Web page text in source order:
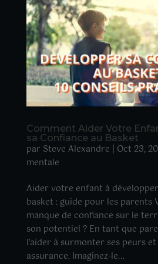
Comment Aider Votre
sa Confiance au Basket
par Steve Alexandre | Oct 23,
mentale
Aider votre enfant à
basket : guide pour les parents
manque de confiance sur le
son potentiel ? En tant que
l’aider à surmonter ses peurs
assurance. Imaginez-le...